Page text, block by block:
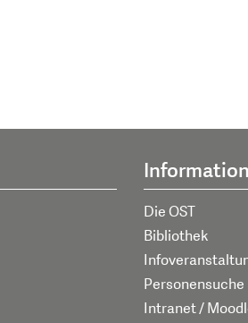
Information
Die OST
Bibliothek
Personensuche
Intranet /